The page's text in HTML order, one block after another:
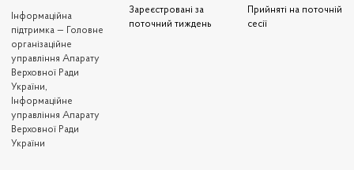
Iнформаційна
підтримка — Головне
організаційне
управління Апарату
Верховної Ради
України,
Інформаційне
управління Апарату
Верховної Ради
України
Зареєстровані за
поточний тиждень
Прийняті на поточній
сесії